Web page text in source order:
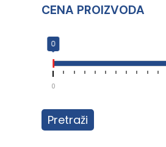
CENA PROIZVODA
0
0
Pretraži